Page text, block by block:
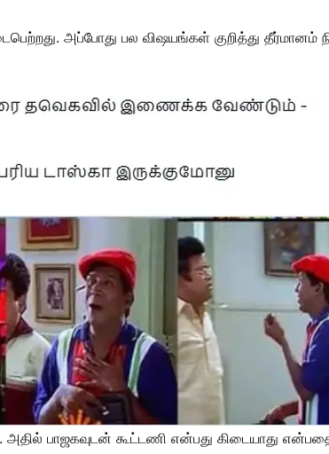
அப்போது பல விஷயங்கள் குறித்து தீர்மானம்
அதில் பாஜகவுடன் கூட்டணி என்பது கிடையாது